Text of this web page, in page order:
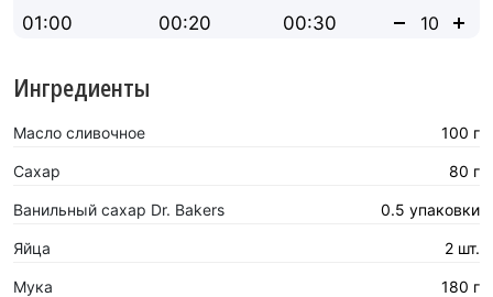
01:00 00:20 00:30
Ингредиенты
Масло сливочное 100 г
Сахар 80 г
Ванильный сахар Dr. Bakers 0.5 упаковки
Яйца 2 шт.
Мука 180 г